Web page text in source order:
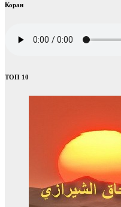
Коран
ТОП 10